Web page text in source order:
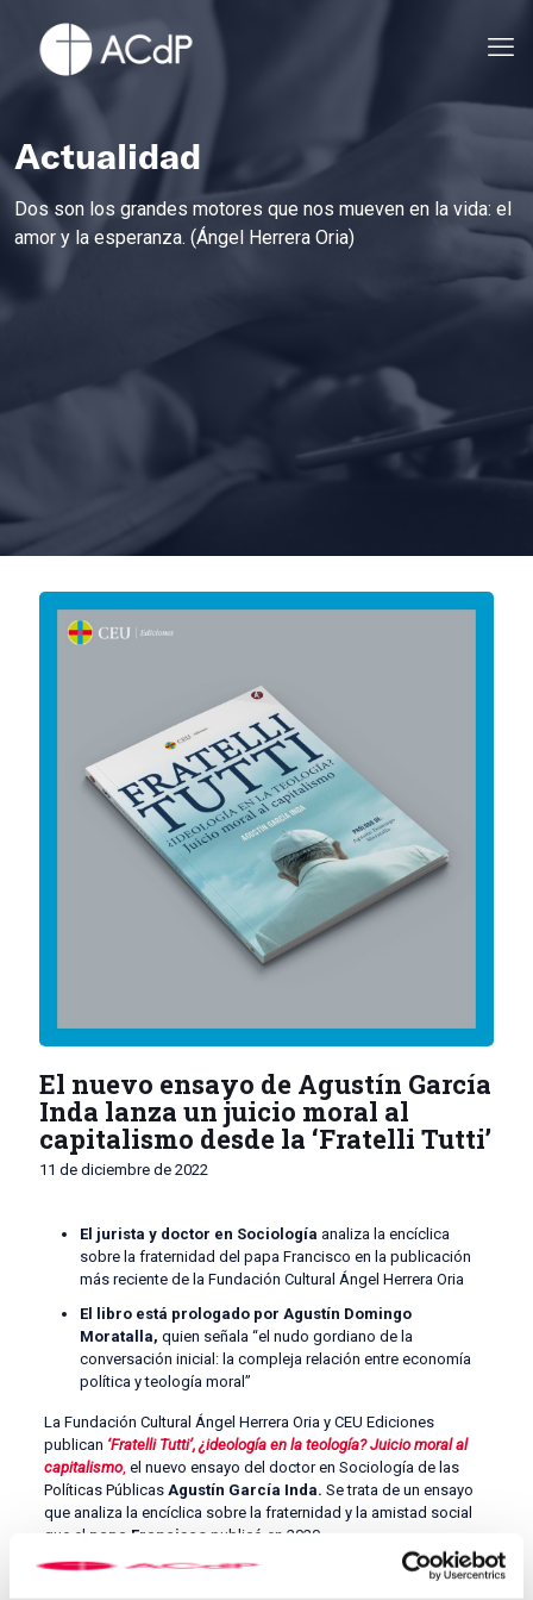
Actualidad
Dos son los grandes motores que nos mueven en la vida: el
amor y la esperanza. (Ángel Herrera Oria)
El nuevo ensayo de Agustín García
Inda lanza un juicio moral al
capitalismo desde la ‘Fratelli Tutti’
11 de diciembre de 2022
El jurista y doctor en Sociología analiza la encíclica
sobre la fraternidad del papa Francisco en la publicación
más reciente de la Fundación Cultural Ángel Herrera Oria
El libro está prologado por Agustín Domingo
Moratalla, quien señala “el nudo gordiano de la
conversación inicial: la compleja relación entre economía
política y teología moral”
La Fundación Cultural Ángel Herrera Oria y CEU Ediciones
publican ‘Fratelli Tutti’, ¿ideología en la teología? Juicio moral al
capitalismo, el nuevo ensayo del doctor en Sociología de las
Políticas Públicas Agustín García Inda. Se trata de un ensayo
que analiza la encíclica sobre la fraternidad y la amistad social
que el papa Francisco publicó en 2020.
A partir del texto pontificio, García Inda
somete a un juicio